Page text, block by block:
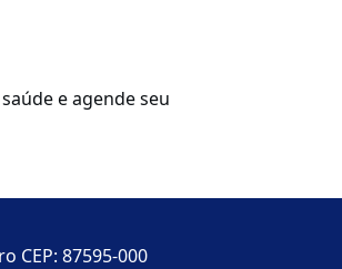
e agende seu
CEP: 87595-000